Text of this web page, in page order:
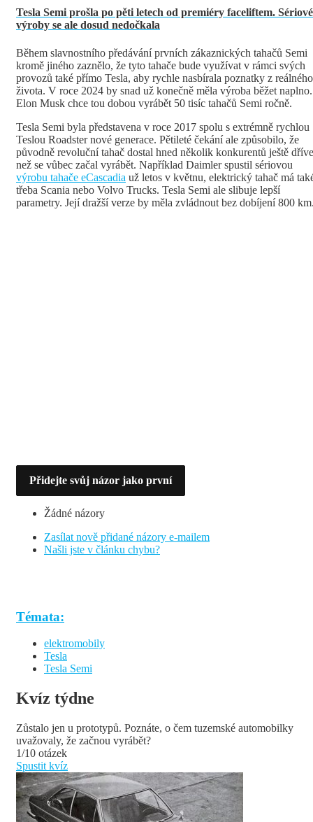
Tesla Semi prošla po pěti letech od premiéry faceliftem. Sériové
výroby se ale dosud nedočkala
Během slavnostního předávání prvních zákaznických tahačů Semi
kromě jiného zaznělo, že tyto tahače bude využívat v rámci svých
provozů také přímo Tesla, aby rychle nasbírala poznatky z reálného
života. V roce 2024 by snad už konečně měla výroba běžet naplno.
Elon Musk chce tou dobou vyrábět 50 tisíc tahačů Semi ročně.
Tesla Semi byla představena v roce 2017 spolu s extrémně rychlou
Teslou Roadster nové generace. Pětileté čekání ale způsobilo, že
původně revoluční tahač dostal hned několik konkurentů ještě
než se vůbec začal vyrábět. Například Daimler spustil sériovou
výrobu tahače eCascadia už letos v květnu, elektrický tahač má
třeba Scania nebo Volvo Trucks. Tesla Semi ale slibuje lepší
parametry. Její dražší verze by měla zvládnout bez dobíjení 800
Přidejte svůj názor jako první
Žádné názory
Zasílat nově přidané názory e-mailem
Našli jste v článku chybu?
Témata:
elektromobily
Tesla
Tesla Semi
Kvíz týdne
Zůstalo jen u prototypů. Poznáte, o čem tuzemské automobilky
uvažovaly, že začnou vyrábět?
1/10 otázek
Spustit kvíz